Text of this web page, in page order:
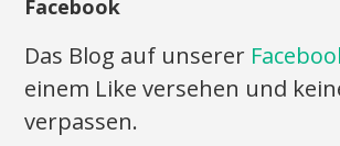
Facebook
Das Blog auf unserer
einem Like versehen und
verpassen.